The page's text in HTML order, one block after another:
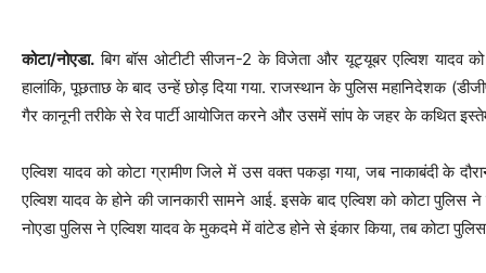
कोटा/नोएडा. बिग बॉस ओटीटी सीजन-2 के विजेता और यूट्यूबर एल्विश यादव
हालांकि, पूछताछ के बाद उन्हें छोड़ दिया गया. राजस्थान के पुलिस महानिदेशक
गैर कानूनी तरीके से रेव पार्टी आयोजित करने और उसमें सांप के जहर के कथित
एल्विश यादव को कोटा ग्रामीण जिले में उस वक्त पकड़ा गया, जब नाकाबंदी के
एल्विश यादव के होने की जानकारी सामने आई. इसके बाद एल्विश को कोटा पुलिस
नोएडा पुलिस ने एल्विश यादव के मुकदमे में वांटेड होने से इंकार किया, तब कोटा